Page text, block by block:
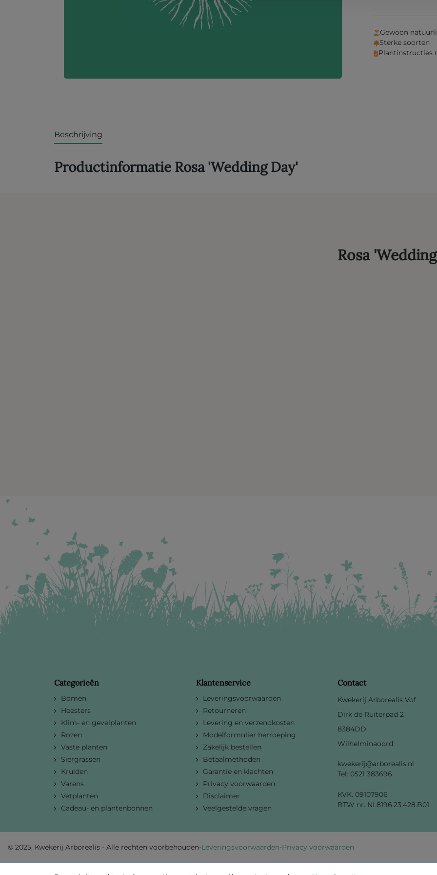
Gewoon
Sterke soorten
Plantinstructies
Beschrijving
Productinformatie Rosa 'Wedding Day'
Rosa
Categorieën
Bomen
Heesters
Klim- en gevelplanten
Rozen
Vaste planten
Siergrassen
Kruiden
Varens
Vetplanten
Cadeau- en plantenbonnen
Klantenservice
Leveringsvoorwaarden
Retourneren
Levering en verzendkosten
Modelformulier herroeping
Zakelijk bestellen
Betaalmethoden
Garantie en klachten
Privacy voorwaarden
Disclaimer
Veelgestelde vragen
Contact
Kwekerij Arborealis Vof
Dirk de Ruiterpad 2
8384DD
Wilhelminaoord
kwekerij@arborealis.nl
Tel: 0521 383696
KVK. 09107906
BTW nr. NL8196.23.428.B01
© 2025, Kwekerij Arborealis - Alle rechten voorbehouden-Leveringsvoorwaarden-Privacy voorwaarden